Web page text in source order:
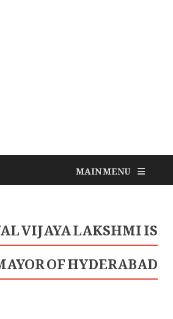
MAIN MENU
VIJAYA LAKSHMI IS
OF HYDERABAD